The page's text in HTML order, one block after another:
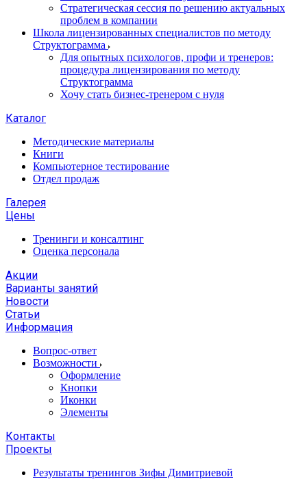
Стратегическая сессия по решению актуальных
проблем в компании
Школа лицензированных специалистов по методу
Структограмма
Для опытных психологов, профи и тренеров:
процедура лицензирования по методу
Структограмма
Хочу стать бизнес-тренером с нуля
Каталог
Методические материалы
Книги
Компьютерное тестирование
Отдел продаж
Галерея
Цены
Тренинги и консалтинг
Оценка персонала
Акции
Варианты занятий
Новости
Статьи
Информация
Вопрос-ответ
Возможности
Оформление
Кнопки
Иконки
Элементы
Контакты
Проекты
Результаты тренингов Зифы Димитриевой